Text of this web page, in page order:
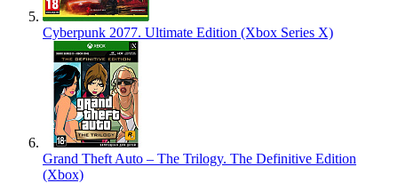
Cyberpunk 2077. Ultimate Edition (Xbox Series X)
Grand Theft Auto – The Trilogy. The Definitive Edition
(Xbox)